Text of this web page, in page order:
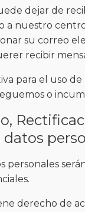
dejar de
a nuestro
su correo
recibir
para el uso
o
datos
personales
derecho de